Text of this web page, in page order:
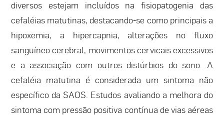
diversos estejam incluídos na fisiopatogenia das
cefaléias matutinas, destacando-se como principais a
hipoxemia, a hipercapnia, alterações no fluxo
sangüíneo cerebral, movimentos cervicais excessivos
e a associação com outros distúrbios do sono. A
cefaléia matutina é considerada um sintoma não
específico da SAOS. Estudos avaliando a melhora do
sintoma com pressão positiva contínua de vias aéreas